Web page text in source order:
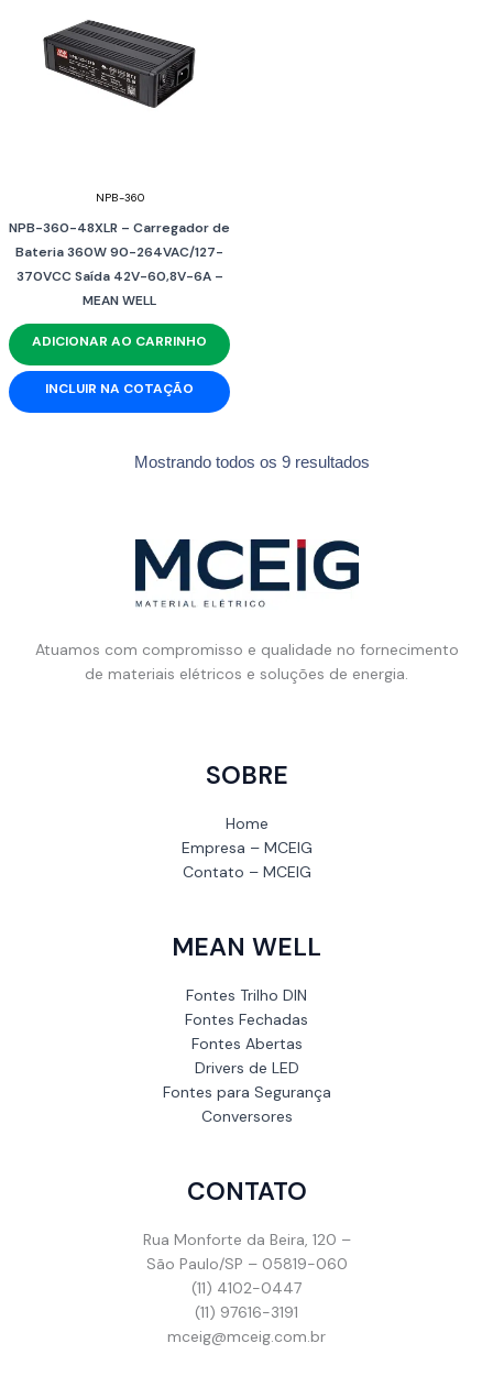
NPB-360
NPB-360-48XLR – Carregador de
Bateria 360W 90-264VAC/127-
370VCC Saída 42V-60,8V-6A –
MEAN WELL
ADICIONAR AO CARRINHO
INCLUIR NA COTAÇÃO
Mostrando todos os 9 resultados
Atuamos com compromisso e qualidade no fornecimento
de materiais elétricos e soluções de energia.
SOBRE
Home
Empresa – MCEIG
Contato – MCEIG
MEAN WELL
Fontes Trilho DIN
Fontes Fechadas
Fontes Abertas
Drivers de LED
Fontes para Segurança
Conversores
CONTATO
Rua Monforte da Beira, 120 –
São Paulo/SP – 05819-060
(11) 4102-0447
(11) 97616-3191
mceig@mceig.com.br